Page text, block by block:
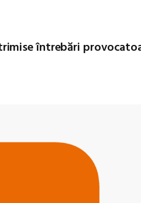
întrebări